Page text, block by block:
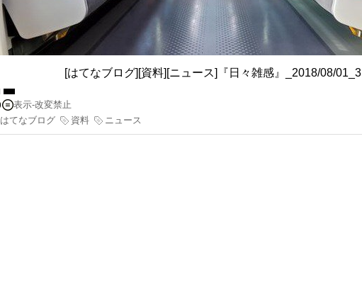
[はてなブログ][資料][ニュース]『日々雑感』_2018/08/01_3
表示-改変禁止
はてなブログ
資料 ニュース